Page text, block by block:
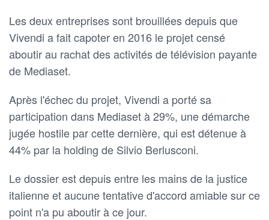
Les deux entreprises sont brouillées depuis que
Vivendi a fait capoter en 2016 le projet censé
aboutir au rachat des activités de télévision payante
de Mediaset.
Après l'échec du projet, Vivendi a porté sa
participation dans Mediaset à 29%, une démarche
jugée hostile par cette dernière, qui est détenue à
44% par la holding de Silvio Berlusconi.
Le dossier est depuis entre les mains de la justice
italienne et aucune tentative d'accord amiable sur ce
point n'a pu aboutir à ce jour.